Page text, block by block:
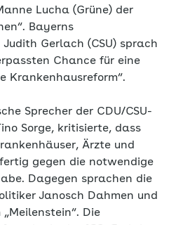
Lucha (Grüne) der
Bayerns
Gerlach (CSU) sprach
Chance für eine
Krankenhausreform“.
Sprecher der CDU/CSU-
Sorge, kritisierte, dass
Ärzte und
gegen die notwendige
Dagegen sprachen die
Janosch Dahmen und
Die